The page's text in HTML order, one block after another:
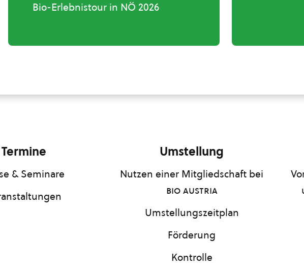
Bio-Erlebnistour in NÖ 2026
Termine
& Seminare
Umstellung
Nutzen einer Mitgliedschaft bei
bio austria
Umstellungszeitplan
Förderung
Kontrolle